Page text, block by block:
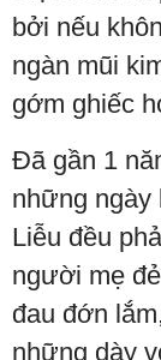
bởi nếu
ngàn mũi
gớm ghiếc
Đã gần 1
những ngày
Liễu đều
người mẹ
đau đớn
những dày